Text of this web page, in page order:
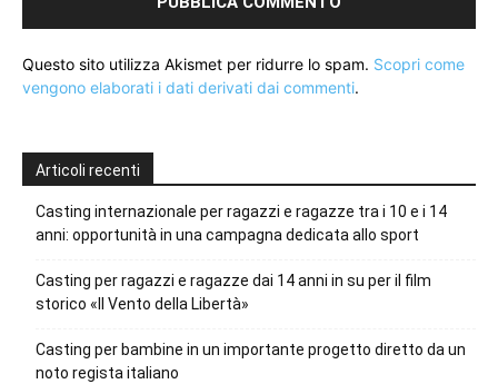
Questo sito utilizza Akismet per ridurre lo spam. Scopri come
vengono elaborati i dati derivati dai commenti.
Articoli recenti
Casting internazionale per ragazzi e ragazze tra i 10 e i 14
anni: opportunità in una campagna dedicata allo sport
Casting per ragazzi e ragazze dai 14 anni in su per il film
storico «Il Vento della Libertà»
Casting per bambine in un importante progetto diretto da un
noto regista italiano